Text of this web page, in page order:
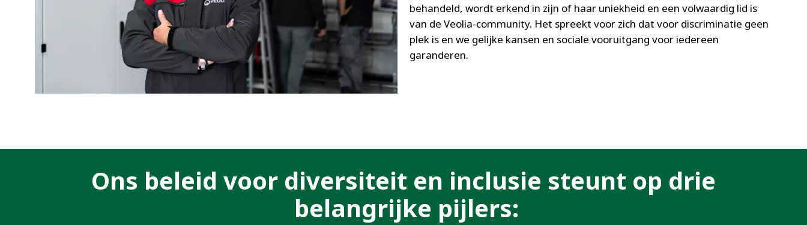
behandeld, wordt erkend in zijn of haar uniekheid en een volwaardig lid is
van de Veolia-community. Het spreekt voor zich dat voor discriminatie geen
plek is en we gelijke kansen en sociale vooruitgang voor iedereen
garanderen.
Ons beleid voor diversiteit en inclusie steunt op drie
belangrijke pijlers: